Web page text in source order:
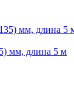
мм, длина 5 м